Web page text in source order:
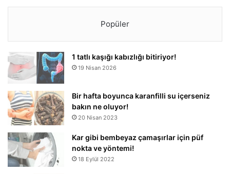
Popüler
1 tatlı kaşığı kabızlığı bitiriyor!
19 Nisan 2026
Bir hafta boyunca karanfilli su içerseniz
bakın ne oluyor!
20 Nisan 2023
Kar gibi bembeyaz çamaşırlar için püf
nokta ve yöntemi!
18 Eylül 2022